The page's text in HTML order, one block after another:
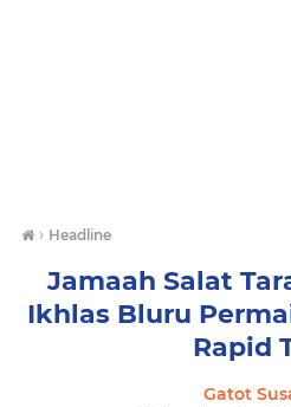
› Headline
Jamaah Salat
Ikhlas Bluru
Rapid
Gatot